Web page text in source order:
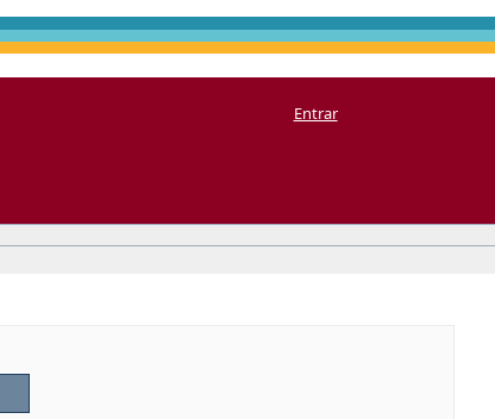
Entrar